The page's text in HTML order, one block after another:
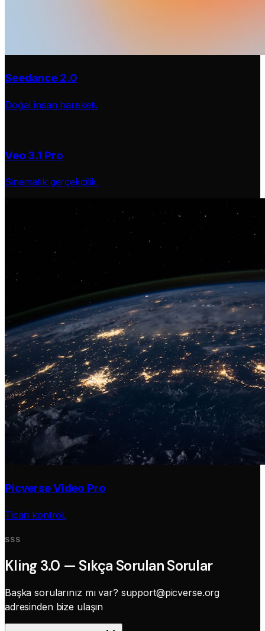
Seedance 2.0
Doğal insan hareketi.
Veo 3.1 Pro
Sinematik gerçekçilik.
Picverse Video Pro
Ticari kontrol.
SSS
Kling 3.0 — Sıkça Sorulan Sorular
Başka sorularınız mı var? support@picverse.org
adresinden bize ulaşın